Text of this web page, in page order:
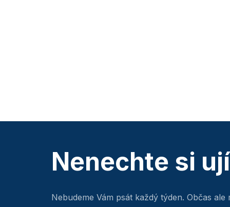
Nenechte si
Nebudeme Vám psát každý týden. Občas